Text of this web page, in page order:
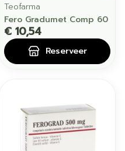
Teofarma
Fero Gradumet Comp 60
€ 10,54
Reserveer